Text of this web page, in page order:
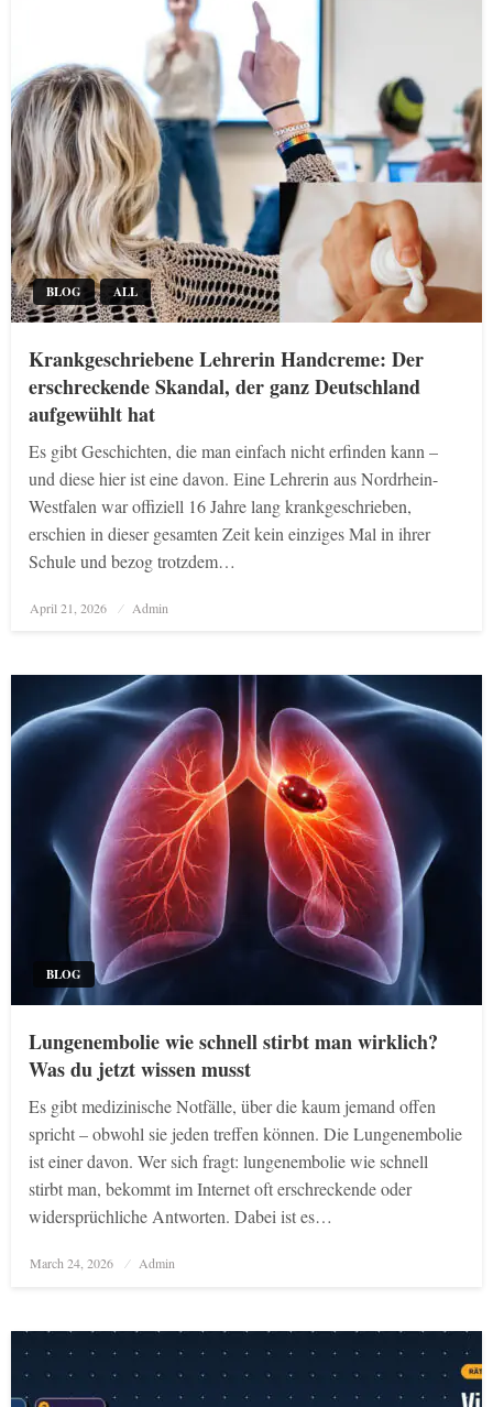
BLOG ALL
Krankgeschriebene Lehrerin Handcreme: Der
erschreckende Skandal, der ganz Deutschland
aufgewühlt hat
Es gibt Geschichten, die man einfach nicht erfinden kann –
und diese hier ist eine davon. Eine Lehrerin aus Nordrhein-
Westfalen war offiziell 16 Jahre lang krankgeschrieben,
erschien in dieser gesamten Zeit kein einziges Mal in ihrer
Schule und bezog trotzdem…
Posted
on
April 21, 2026 Admin
BLOG
Lungenembolie wie schnell stirbt man wirklich?
Was du jetzt wissen musst
Es gibt medizinische Notfälle, über die kaum jemand offen
spricht – obwohl sie jeden treffen können. Die Lungenembolie
ist einer davon. Wer sich fragt: lungenembolie wie schnell
stirbt man, bekommt im Internet oft erschreckende oder
widersprüchliche Antworten. Dabei ist es…
Posted
March 24, 2026 Admin